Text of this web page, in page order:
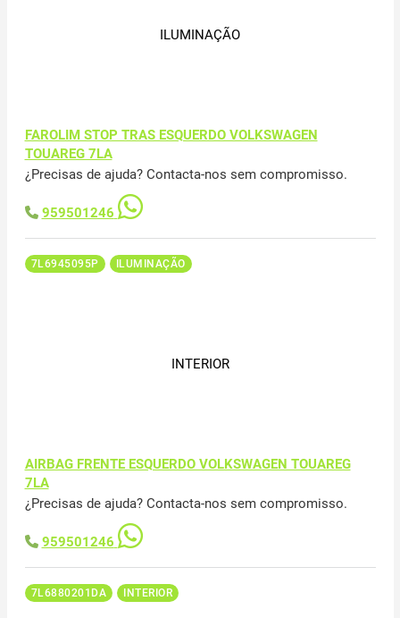
ILUMINAÇÃO
FAROLIM STOP TRAS ESQUERDO VOLKSWAGEN
TOUAREG 7LA
¿Precisas de ajuda? Contacta-nos sem compromisso.
959501246
7L6945095P ILUMINAÇÃO
INTERIOR
AIRBAG FRENTE ESQUERDO VOLKSWAGEN TOUAREG
7LA
¿Precisas de ajuda? Contacta-nos sem compromisso.
959501246
7L6880201DA INTERIOR